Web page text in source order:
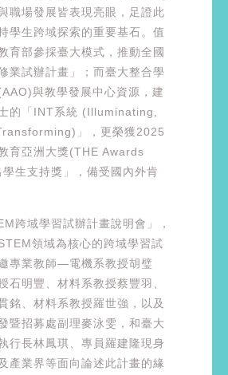
職場發展皆表現亮眼，足證此
學生跨域探索的重要基石。值
育部參採臺大模式，推動全國
業試辦計畫」；而臺大整合學
與教學發展中心資源，建
的「INT系統 (Illuminating,
」，更榮獲2025
育亞洲大獎(THE Awards
生支持獎」，備受國內外肯
跨域學習試辦計畫說明會」，
領域為核心的跨域學習試
專業教師—電機系教授胡璧
石明豐、材料系教授蔡豐羽、
銘、材料系教授羅世強，以及
暨招募處副理麥泳雯，和臺大
行長林鳳琪、專員羅建隆現身
產業界等面向論述此計畫的緣